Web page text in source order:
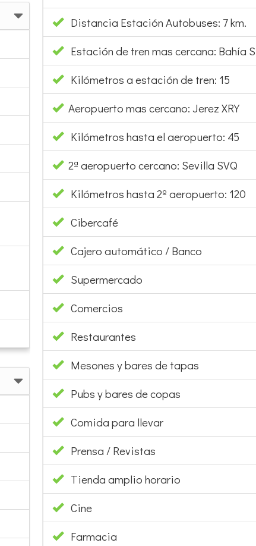
Distancia Estación Autobuses: 7 km.
Estación de tren mas cercana: Bahía
Kilómetros a estación de tren: 15
Aeropuerto mas cercano: Jerez XRY
Kilómetros hasta el aeropuerto: 45
2ª aeropuerto cercano: Sevilla SVQ
Kilómetros hasta 2º aeropuerto: 120
Cibercafé
Cajero automático / Banco
Supermercado
Comercios
Restaurantes
Mesones y bares de tapas
Pubs y bares de copas
Comida para llevar
Prensa / Revistas
Tienda amplio horario
Cine
Farmacia